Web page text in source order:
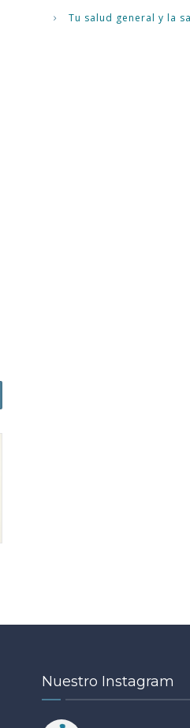
Tu salud general y la
Nuestro Instagram